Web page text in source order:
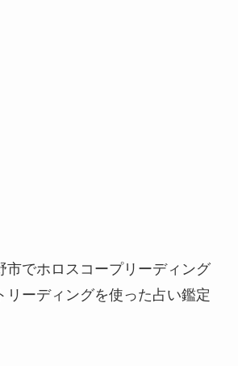
市でホロスコープリーディング
リーディングを使った占い鑑定